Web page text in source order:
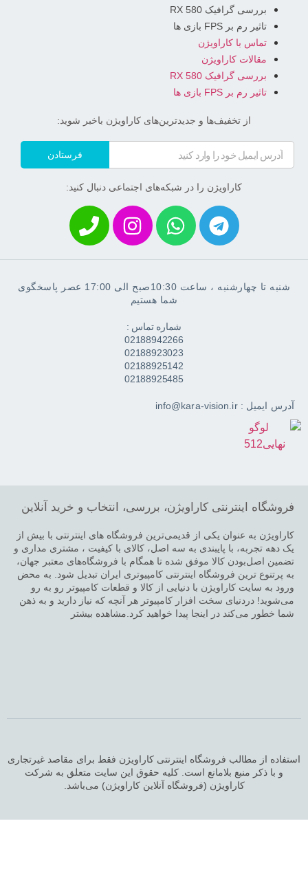
بررسی گرافیک RX 580
تاثیر رم بر FPS بازی ها
تماس با کاراویژن
مقالات کاراویژن
بررسی گرافیک RX 580
تاثیر رم بر FPS بازی ها
از تخفیف‌ها و جدیدترین‌های کاراویژن باخبر شوید:
فرستادن
کاراویژن را در شبکه‌های اجتماعی دنبال کنید:
شنبه تا چهارشنبه ، ساعت 10:30صبح الی 17:00 عصر پاسخگوی
شما هستیم
شماره تماس :
02188942266
02188923023
02188925142
02188925485
آدرس ایمیل : info@kara-vision.ir
فروشگاه اینترنتی کاراویژن، بررسی، انتخاب و خرید آنلاین
کاراویژن به عنوان یکی از قدیمی‌ترین فروشگاه های اینترنتی با بیش از
یک دهه تجربه، با پایبندی به سه اصل، کالای با کیفیت ، مشتری مداری و
تضمین اصل‌بودن کالا موفق شده تا همگام با فروشگاه‌های معتبر جهان،
به پرتنوع ترین فروشگاه اینترنتی کامپیوتری ایران تبدیل شود. به محض
ورود به سایت کاراویژن با دنیایی از کالا و قطعات کامپیوتر رو به رو
می‌شوید! دردنیای سخت افزار کامپیوتر هر آنچه که نیاز دارید و به ذهن
شما خطور می‌کند در اینجا پیدا خواهید کرد.مشاهده بیشتر
استفاده از مطالب فروشگاه اینترنتی کاراویژن فقط برای مقاصد غیرتجاری
و با ذکر منبع بلامانع است. کلیه حقوق این سایت متعلق به شرکت
کاراویژن (فروشگاه آنلاین کاراویژن) می‌باشد.